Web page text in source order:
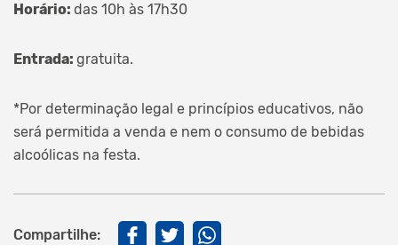
Horário: das 10h às 17h30
Entrada: gratuita.
*Por determinação legal e princípios educativos, não
será permitida a venda e nem o consumo de bebidas
alcoólicas na festa.
Compartilhe: